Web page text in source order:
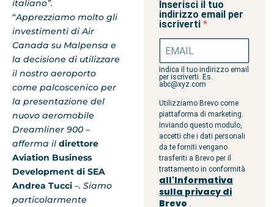
italiano”.
“Apprezziamo molto gli
investimenti di Air
Canada su Malpensa e
la decisione di utilizzare
il nostro aeroporto
come palcoscenico per
la presentazione del
nuovo aeromobile
Dreamliner 900 –
afferma il direttore
Aviation Business
Development di SEA
Andrea Tucci –. Siamo
particolarmente
Inserisci il tuo
indirizzo email per
iscriverti
Indica il tuo indirizzo email
per iscriverti. Es.
abc@xyz.com
Utilizziamo Brevo come
piattaforma di marketing.
Inviando questo modulo,
accetti che i dati personali
da te forniti vengano
trasferiti a Brevo per il
trattamento in conformità
all'Informativa
sulla privacy di
Brevo .